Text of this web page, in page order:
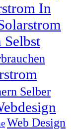
In
Selbst
Selber
Web Design